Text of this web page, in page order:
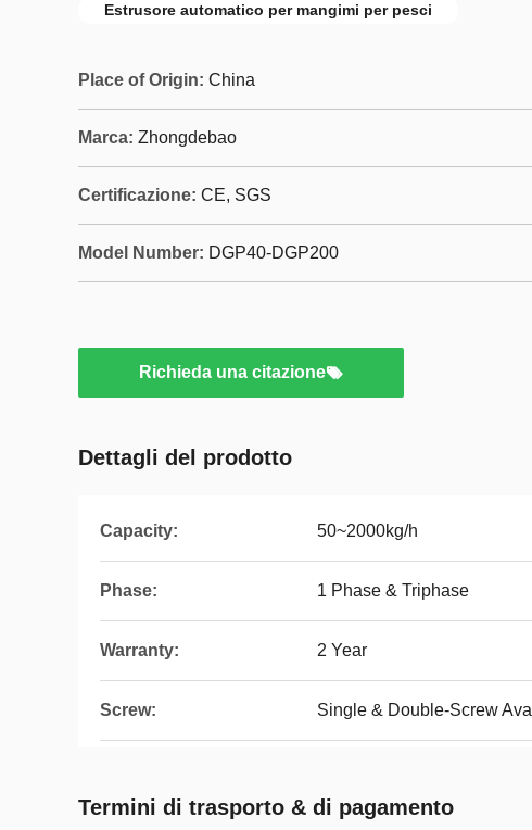
Estrusore automatico per mangimi per pesci
Place of Origin: China
Marca: Zhongdebao
Certificazione: CE, SGS
Model Number: DGP40-DGP200
Richieda una citazione
Dettagli del prodotto
Capacity: 50~2000kg/h
Phase: 1 Phase & Triphase
Warranty: 2 Year
Screw: Single & Double-Screw
Termini di trasporto & di pagamento